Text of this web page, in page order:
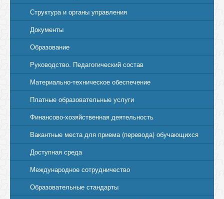
Структура и органы управления
Документы
Образование
Руководство. Педагогический состав
Материально-техническое обеспечение
Платные образовательные услуги
Финансово-хозяйственная деятельность
Вакантные места для приема (перевода) обучающихся
Доступная среда
Международное сотрудничество
Образовательные стандарты